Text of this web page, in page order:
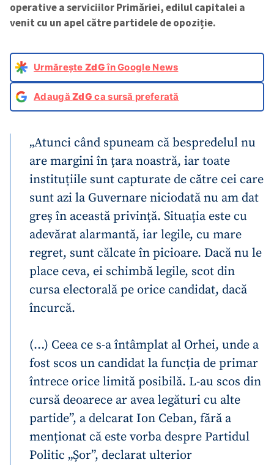
operative a serviciilor Primăriei, edilul capitalei a
venit cu un apel către partidele de opoziție.
Urmărește ZdGîn Google News
AdaugăZdG ca sursă preferată
„Atunci când spuneam că bespredelul nu
are margini în țara noastră, iar toate
instituțiile sunt capturate de către cei care
sunt azi la Guvernare niciodată nu am dat
greș în această privință. Situația este cu
adevărat alarmantă, iar legile, cu mare
regret, sunt călcate în picioare. Dacă nu le
place ceva, ei schimbă legile, scot din
cursa electorală pe orice candidat, dacă
încurcă.
(…) Ceea ce s-a întâmplat al Orhei, unde a
fost scos un candidat la funcția de primar
întrece orice limită posibilă. L-au scos din
cursă deoarece ar avea legături cu alte
partide”, a delcarat Ion Ceban, fără a
menționat că este vorba despre Partidul
Politic „Șor”, declarat ulterior